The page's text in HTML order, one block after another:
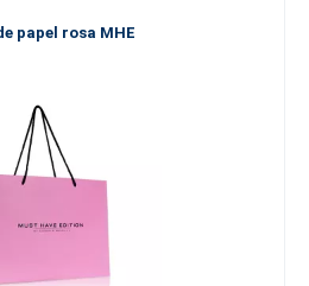
papel rosa MHE